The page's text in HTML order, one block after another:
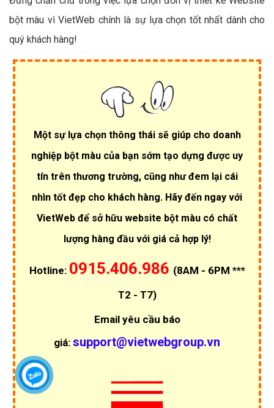
bột màu vì VietWeb chính là sự lựa chọn tốt nhất dành cho
quý khách hàng!
Một sự lựa chọn thông thái sẽ giúp cho doanh
nghiệp bột màu của bạn sớm tạo dựng được uy
tín trên thương trường, cũng như đem lại cái
nhìn tốt đẹp cho khách hàng. Hãy đến ngay với
VietWeb để sở hữu website bột màu có chất
lượng hàng đầu với giá cả hợp lý!
Hotline: 0915.406.986 (8AM - 6PM ***
T2 - T7)
Email yêu cầu báo
giá: support@vietwebgroup.vn